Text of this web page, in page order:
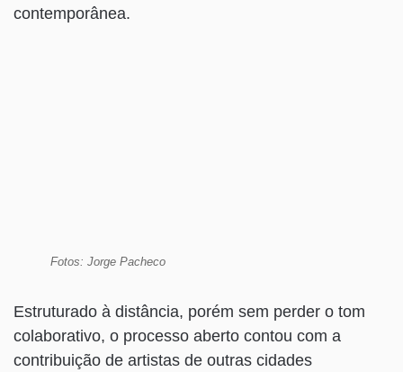
contemporânea.
Fotos: Jorge Pacheco
Estruturado à distância, porém sem perder o tom
colaborativo, o processo aberto contou com a
contribuição de artistas de outras cidades